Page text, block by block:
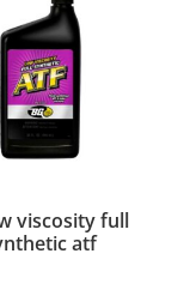
viscosity full
atf